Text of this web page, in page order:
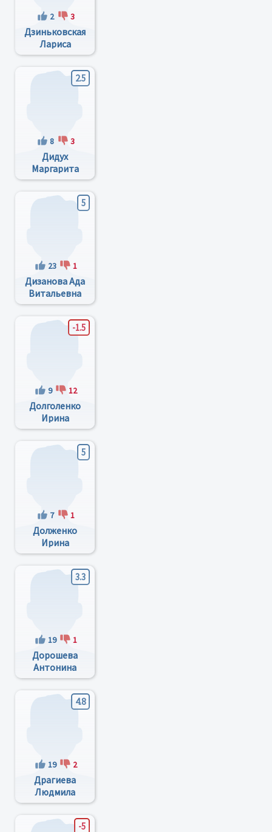
2 3
Дзиньковская
Лариса
Николаевна
2.5
8 3
Дидух
Маргарита
Георгиевна
5
23 1
Дизанова Ада
Витальевна
-1.5
9 12
Долголенко
Ирина
Анатольевна
5
7 1
Долженко
Ирина
Викторовна
3.3
19 1
Дорошева
Антонина
Александровна
4.8
19 2
Драгиева
Людмила
Васильевна
-5